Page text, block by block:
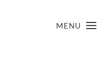
MENU